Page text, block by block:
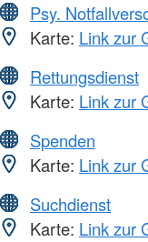
Psy.
Karte: Link zur
Rettungsdienst
Karte: Link zur
Spenden
Karte: Link zur
Suchdienst
Karte: Link zur